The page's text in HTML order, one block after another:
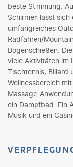
beste Stimmung.
Schirmen lässt
umfangreiches
Radfahren/
Bogenschießen.
viele Aktivitäten im
Tischtennis, Billard
Wellnessbereich
Massage-
ein Dampfbad. Ein
Musik und ein